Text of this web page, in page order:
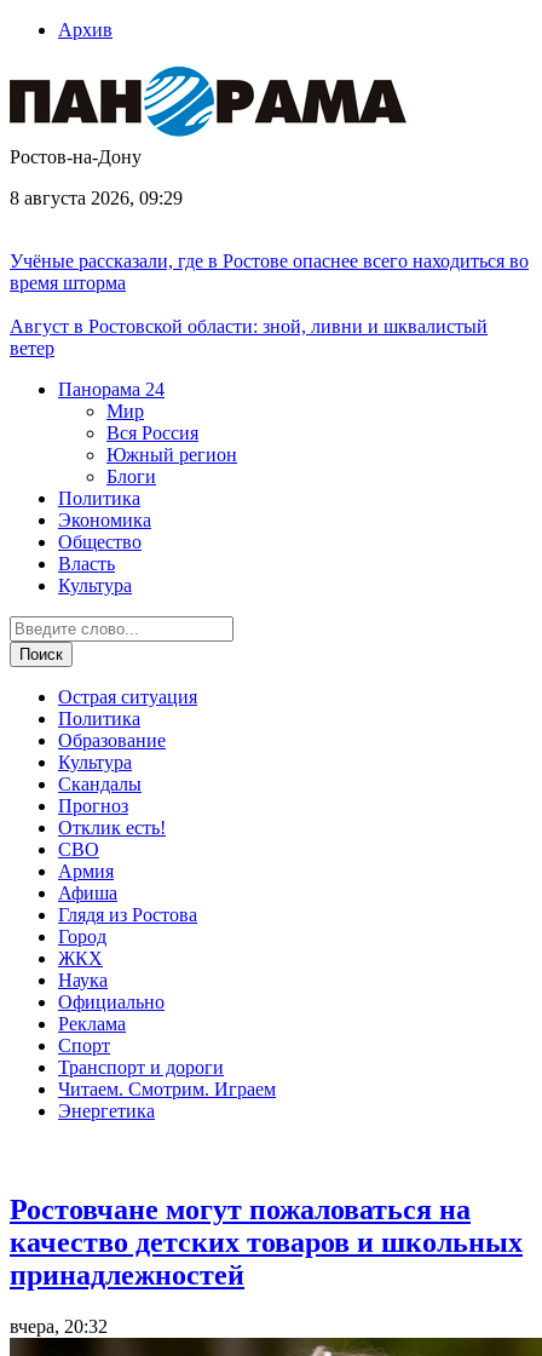
Архив
Ростов-на-Дону
8 августа 2026, 09:29
Учёные рассказали, где в Ростове опаснее всего находиться во
время шторма
Август в Ростовской области: зной, ливни и шквалистый
ветер
Панорама 24
Мир
Вся Россия
Южный регион
Блоги
Политика
Экономика
Общество
Власть
Культура
Острая ситуация
Политика
Образование
Культура
Скандалы
Прогноз
Отклик есть!
СВО
Армия
Афиша
Глядя из Ростова
Город
ЖКХ
Наука
Официально
Реклама
Спорт
Транспорт и дороги
Читаем. Смотрим. Играем
Энергетика
Ростовчане могут пожаловаться на
качество детских товаров и школьных
принадлежностей
вчера, 20:32